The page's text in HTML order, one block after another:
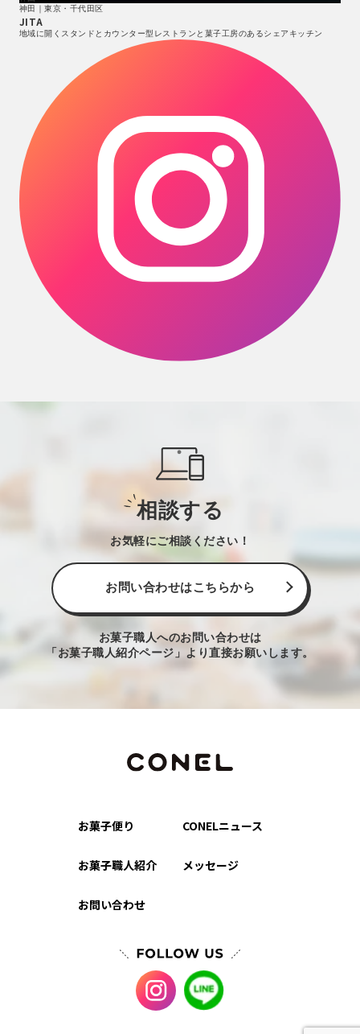
神田｜東京・千代田区
JITA
地域に開くスタンドとカウンター型レストランと菓子工房のあるシェアキッチン
相談する
お気軽にご相談ください！
お問い合わせはこちらから
お菓子職人へのお問い合わせは
「お菓子職人紹介ページ」より直接お願いします。
お菓子便り CONELニュース
お菓子職人紹介 メッセージ
お問い合わせ